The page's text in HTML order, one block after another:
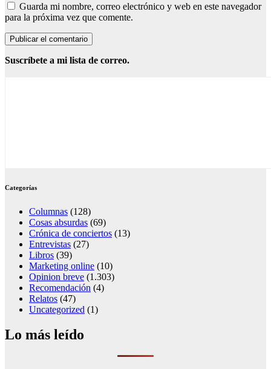
Guarda mi nombre, correo electrónico y web en este navegador
para la próxima vez que comente.
Suscríbete a mi lista de correo.
Categorías
Columnas (128)
Cosas absurdas (69)
Crónica de conciertos (13)
Entrevistas (27)
Libros (39)
Marketing online (10)
Opinion breve (1.303)
Recomendación (4)
Relatos (47)
Uncategorized (1)
Lo más leído